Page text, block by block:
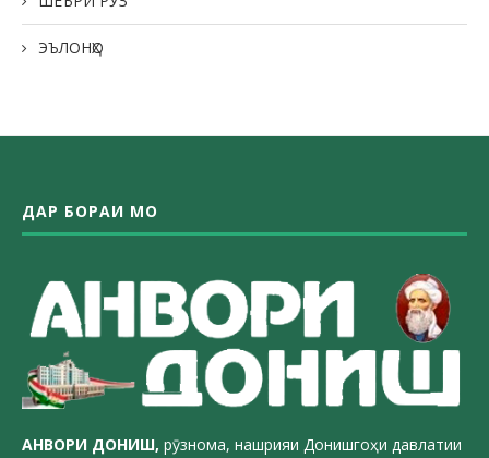
ЭЪЛОНҲО
ДАР БОРАИ МО
АНВОРИ ДОНИШ, рӯзнома, нашрияи Донишгоҳи давлатии